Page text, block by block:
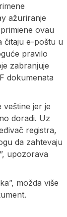
ažuriranje
ovau
čitaju e-poštu u
pravilo
zabranjuje
dokumenata
jer je
doradi. Uz
registra,
da zahtevaju
upozorava
možda više